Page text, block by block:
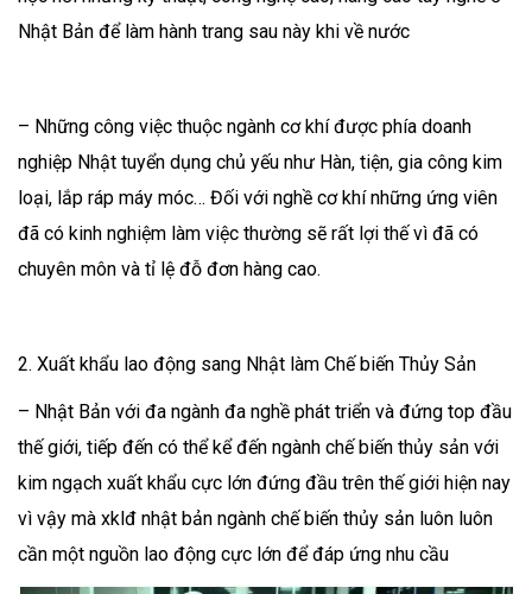
Nhật Bản để làm hành trang sau này khi về nước
– Những công việc thuộc ngành cơ khí được phía doanh
nghiệp Nhật tuyển dụng chủ yếu như Hàn, tiện, gia công kim
loại, lắp ráp máy móc… Đối với nghề cơ khí những ứng viên
đã có kinh nghiệm làm việc thường sẽ rất lợi thế vì đã có
chuyên môn và tỉ lệ đỗ đơn hàng cao.
2. Xuất khẩu lao động sang Nhật làm Chế biến Thủy Sản
– Nhật Bản với đa ngành đa nghề phát triển và đứng top đầu
thế giới, tiếp đến có thể kể đến ngành chế biến thủy sản với
kim ngạch xuất khẩu cực lớn đứng đầu trên thế giới hiện nay
vì vậy mà xklđ nhật bản ngành chế biến thủy sản luôn luôn
cần một nguồn lao động cực lớn để đáp ứng nhu cầu